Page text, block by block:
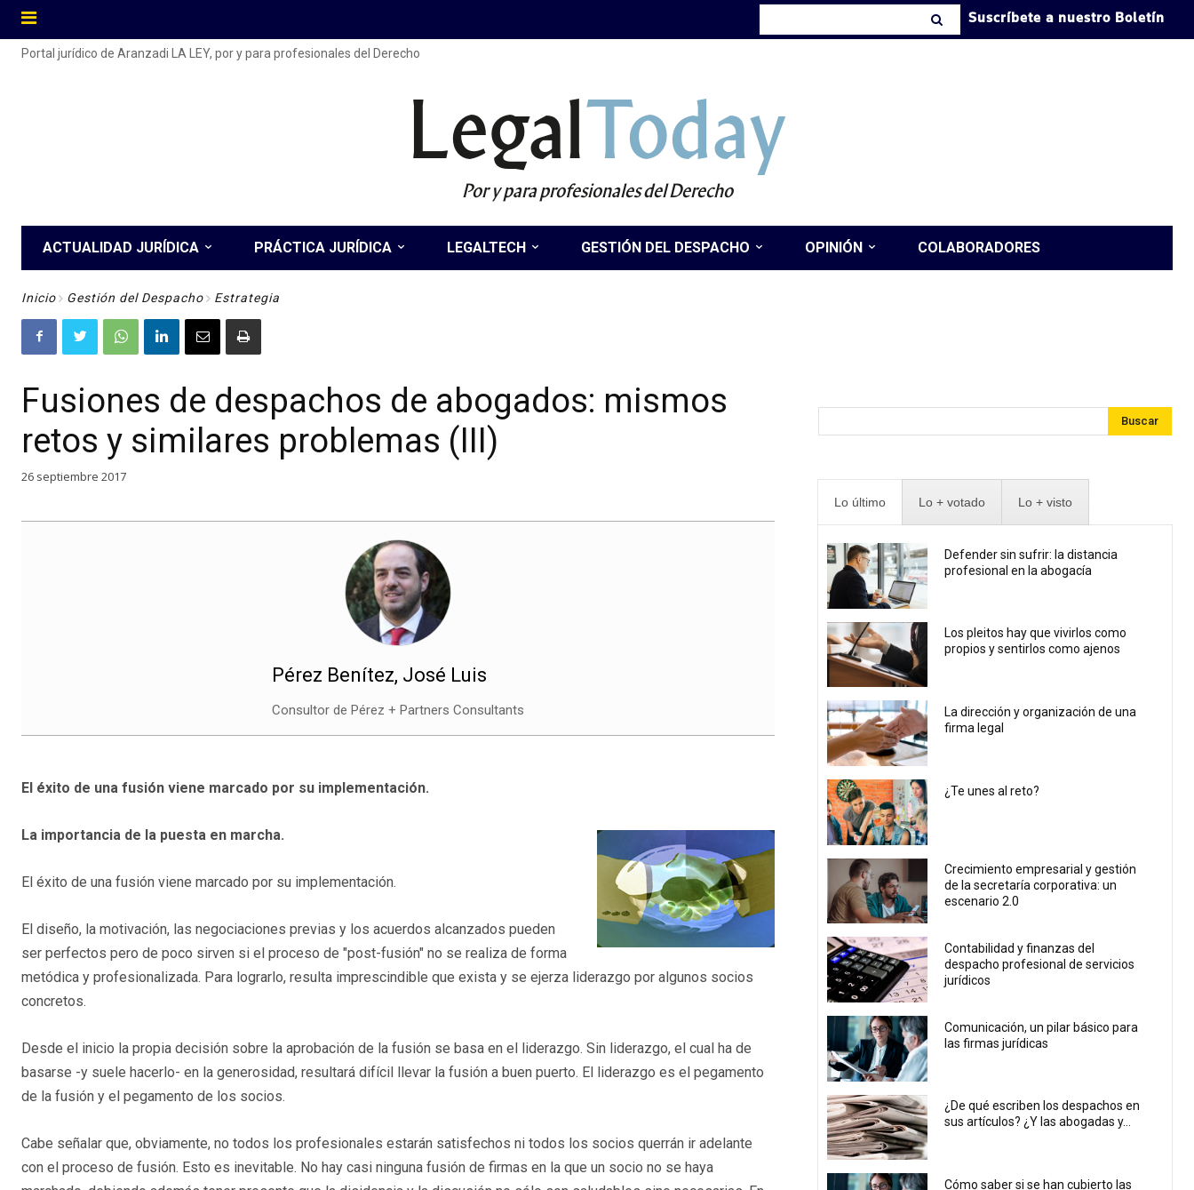
Suscríbete a nuestro Boletín
Portal jurídico de Aranzadi LA LEY, por y para profesionales del Derecho
LegalToday
Por y para profesionales del Derecho
ACTUALIDAD JURÍDICA PRÁCTICA JURÍDICA LEGALTECH GESTIÓN DEL DESPACHO OPINIÓN COLABORADORES
Inicio Gestión del Despacho Estrategia
Fusiones de despachos de abogados: mismos
retos y similares problemas (III)
26 septiembre 2017
Pérez Benítez, José Luis
Consultor de Pérez + Partners Consultants
El éxito de una fusión viene marcado por su implementación.
La importancia de la puesta en marcha.
El éxito de una fusión viene marcado por su implementación.
El diseño, la motivación, las negociaciones previas y los acuerdos alcanzados pueden
ser perfectos pero de poco sirven si el proceso de "post-fusión" no se realiza de forma
metódica y profesionalizada. Para lograrlo, resulta imprescindible que exista y se ejerza liderazgo por algunos socios
concretos.
Desde el inicio la propia decisión sobre la aprobación de la fusión se basa en el liderazgo. Sin liderazgo, el cual ha de
basarse -y suele hacerlo- en la generosidad, resultará difícil llevar la fusión a buen puerto. El liderazgo es el pegamento
de la fusión y el pegamento de los socios.
Cabe señalar que, obviamente, no todos los profesionales estarán satisfechos ni todos los socios querrán ir adelante
con el proceso de fusión. Esto es inevitable. No hay casi ninguna fusión de firmas en la que un socio no se haya
Buscar
Lo último Lo + votado Lo + visto
Defender sin sufrir: la distancia
profesional en la abogacía
Los pleitos hay que vivirlos como
propios y sentirlos como ajenos
La dirección y organización de una
firma legal
¿Te unes al reto?
Crecimiento empresarial y gestión
de la secretaría corporativa: un
escenario 2.0
Contabilidad y finanzas del
despacho profesional de servicios
jurídicos
Comunicación, un pilar básico para
las firmas jurídicas
¿De qué escriben los despachos en
sus artículos? ¿Y las abogadas y...
Cómo saber si se han cubierto las